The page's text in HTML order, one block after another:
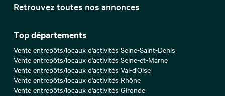
Retrouvez toutes nos annonces
Top départements
Vente entrepôts/locaux d'activités Seine-Saint-Denis
Vente entrepôts/locaux d'activités Seine-et-Marne
Vente entrepôts/locaux d'activités Val-d'Oise
Vente entrepôts/locaux d'activités Rhône
Vente entrepôts/locaux d'activités Gironde